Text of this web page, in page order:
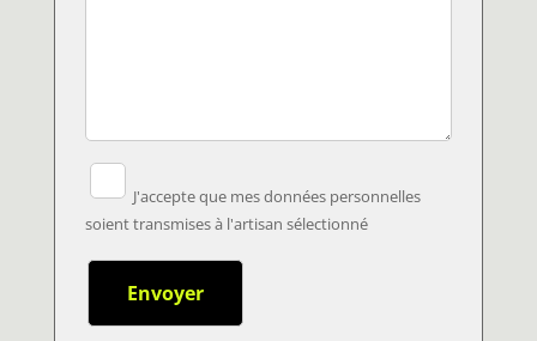
J'accepte que mes données personnelles
soient transmises à l'artisan sélectionné